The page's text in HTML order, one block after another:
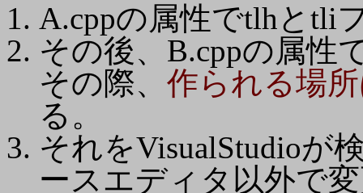
A.cppの属性でtlhとtli
その後、B.cppの属性
その際、 作られる場
る。
それをVisualStudioが
ースエディタ以外で